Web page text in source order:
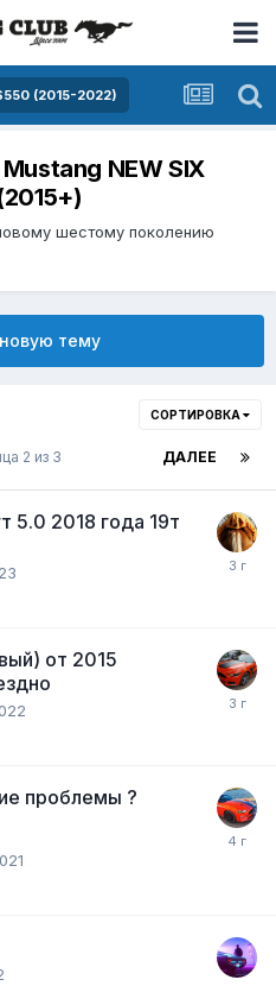
(2015-2022)
NEW SIX
шестому поколению
тему
СОРТИРОВКА
ДАЛЕЕ
2 из 3
5.0 2018 года 19т
от 2015
проблемы ?